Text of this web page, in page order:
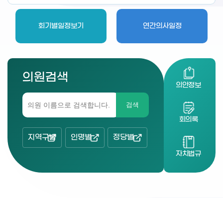
회기별일정보기 연간의사일정
의원검색
검색
지역구별 인명별 정당별
의안정보
회의록
자치법규